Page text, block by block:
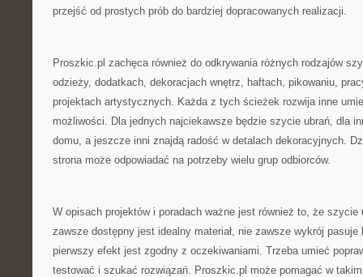
przejść od prostych prób do bardziej dopracowanych realizacji.
Proszkic.pl zachęca również do odkrywania różnych rodzajów
odzieży, dodatkach, dekoracjach wnętrz, haftach, pikowaniu,
projektach artystycznych. Każda z tych ścieżek rozwija inne
możliwości. Dla jednych najciekawsze będzie szycie ubrań, dla
domu, a jeszcze inni znajdą radość w detalach dekoracyjnych.
strona może odpowiadać na potrzeby wielu grup odbiorców.
W opisach projektów i poradach ważne jest również to, że
zawsze dostępny jest idealny materiał, nie zawsze wykrój
pierwszy efekt jest zgodny z oczekiwaniami. Trzeba umieć
testować i szukać rozwiązań. Proszkic.pl może pomagać w